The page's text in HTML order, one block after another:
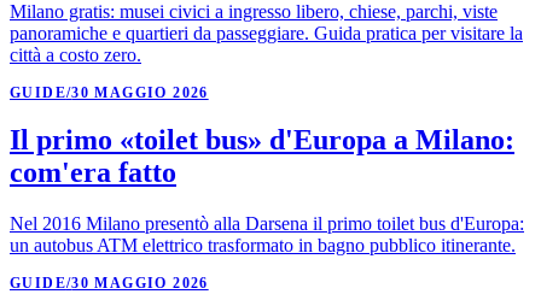
Milano gratis: musei civici a ingresso libero, chiese, parchi, viste
panoramiche e quartieri da passeggiare. Guida pratica per visitare la
città a costo zero.
GUIDE/30 MAGGIO 2026
Il primo «toilet bus» d'Europa a Milano:
com'era fatto
Nel 2016 Milano presentò alla Darsena il primo toilet bus d'Europa:
un autobus ATM elettrico trasformato in bagno pubblico itinerante.
GUIDE/30 MAGGIO 2026